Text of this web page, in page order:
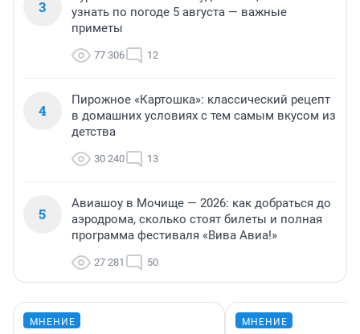
3
узнать по погоде 5 августа — важные
приметы
77 306 12
4
Пирожное «Картошка»: классический рецепт
в домашних условиях с тем самым вкусом из
детства
30 240 13
5
Авиашоу в Мочище — 2026: как добраться до
аэродрома, сколько стоят билеты и полная
программа фестиваля «Вива Авиа!»
27 281 50
МНЕНИЕ МНЕНИЕ